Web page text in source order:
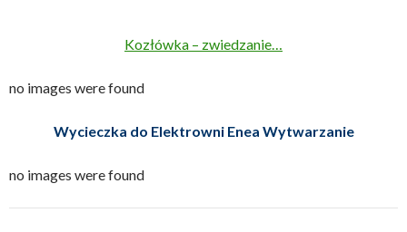
Kozłówka – zwiedzanie…
no images were found
Wycieczka do Elektrowni Enea Wytwarzanie
no images were found